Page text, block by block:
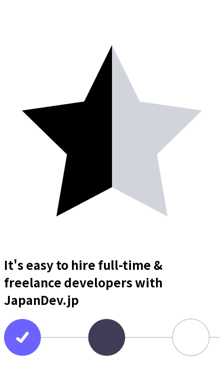
It's easy to hire full-time &
freelance developerswith
JapanDev.jp